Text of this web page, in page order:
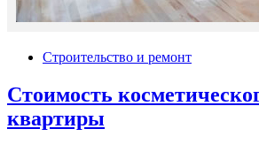
Строительство и ремонт
Стоимость
квартиры